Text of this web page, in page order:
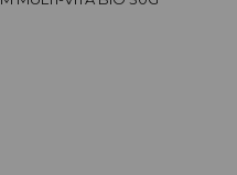
centro de peluquería/